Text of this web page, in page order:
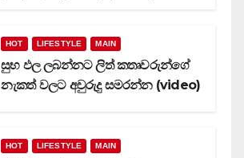
HOT LIFESTYLE MAIN
සුභ ඵල ලබන්නට ලිත් කතෘවරුන්ගේ
නැකත් වලට අවුරුදු සමරන්න (video)
HOT LIFESTYLE MAIN